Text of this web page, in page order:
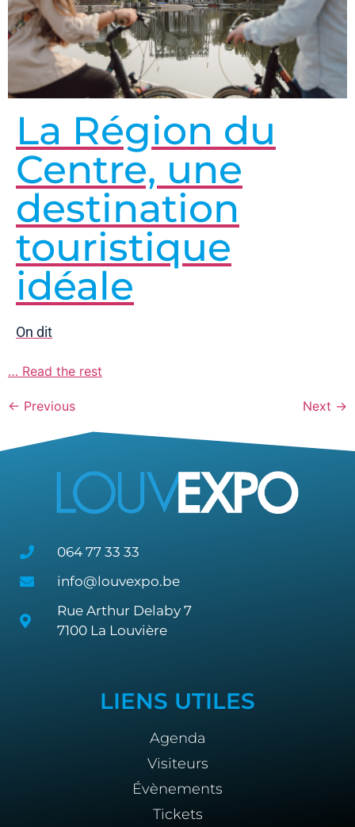
La Région du
Centre, une
destination
touristique
idéale
On dit
… Read the rest
← Previous Next →
064 77 33 33
info@louvexpo.be
Rue Arthur Delaby 7
7100 La Louvière
LIENS UTILES
Agenda
Visiteurs
Évènements
Tickets